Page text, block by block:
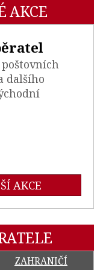
AKCE
dalšího
AKCE
ZAHRANIČÍ